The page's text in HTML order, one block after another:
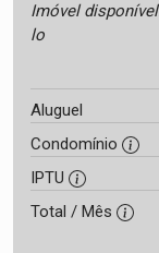
Imóvel
lo
Aluguel
Condomínio
IPTU
Total / Mês